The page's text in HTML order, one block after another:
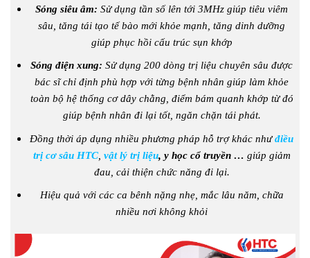
Sóng siêu âm: Sử dụng tần số lên tới 3MHz giúp tiêu viêm
sâu, tăng tái tạo tế bào mới khỏe mạnh, tăng dinh dưỡng
giúp phục hồi cấu trúc sụn khớp
Sóng điện xung: Sử dụng 200 dòng trị liệu chuyên sâu được
bác sĩ chỉ định phù hợp với từng bệnh nhân giúp làm khỏe
toàn bộ hệ thống cơ dây chằng, điểm bám quanh khớp từ đó
giúp bệnh nhân đi lại tốt, ngăn chặn tái phát.
Đồng thời áp dụng nhiều phương pháp hỗ trợ khác nhưđiều
trị cơ sâu HTC, vật lý trị liệu, y học cổ truyền … giúp giảm
đau, cải thiện chức năng đi lại.
Hiệu quả với các ca bênh nặng nhẹ, mắc lâu năm, chữa
nhiều nơi không khỏi